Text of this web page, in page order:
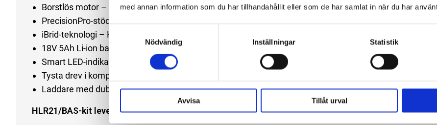
med annan information som du har tillhandahållit eller som de har samlat in när du har
Samtyckesval
Nödvändig
Inställningar Statistik
Avvisa Tillåt urval
Borstlös motor – Energieffektiv, tystgående och högpresterande.
PrecisionPro-stödplatta – Optimerad för Rupes trissor och minimal vibration.
iBrid-teknologi – Kan användas med batteri eller som nätdriven med adapter (tillval).
18V 5Ah Li-ion batterier – Ger 30-40 minuters kontinuerlig drift per batteri.
Smart LED-indikator – Visar aktuell batteristatus och varnar vid låg nivå.
Tysta drev i kompositmaterial – Ökad livslängd och låg ljudnivå.
Laddare med dubbla uttag – Laddar ett batteri på 50-55 minuter.
HLR21/BAS-kit levereras komplett med: